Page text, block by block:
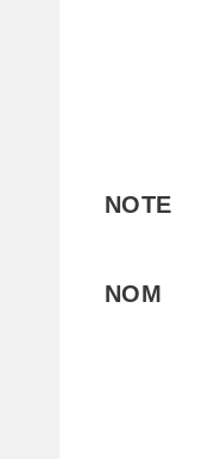
NOTE
NOM